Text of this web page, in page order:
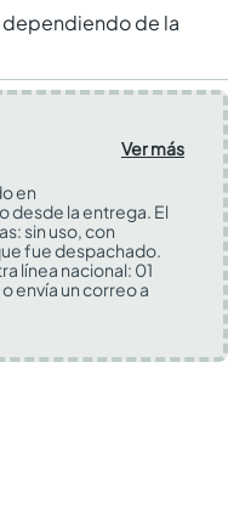
de la
Ver más
en
desde la entrega. El
sin uso, con
fue despachado.
línea nacional: 01
envía un correo a